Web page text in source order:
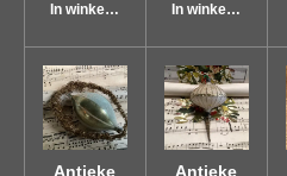
In winkelwagen In winkelwagen
Antieke
Antieke